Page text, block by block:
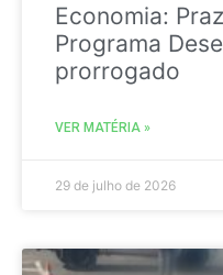
Economia:
Programa
prorrogado
VER MATÉRIA »
29 de julho de 2026